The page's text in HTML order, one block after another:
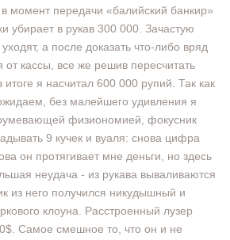
момент передачи «балийский банкир»
убирает в рукав 300 000. Зачастую
а после доказать что-либо вряд
от кассы, все же решив пересчитать
я насчитал 600 000 рупий. Так как
без малейшего удивления я
физиономией, фокусник
9 кучек и вуаля: снова цифра
он протягивает мне деньги, но здесь
неудача - из рукава вываливаются
из него получился никудышный и
клоуна. Расстроенный лузер
Самое смешное то, что он и не